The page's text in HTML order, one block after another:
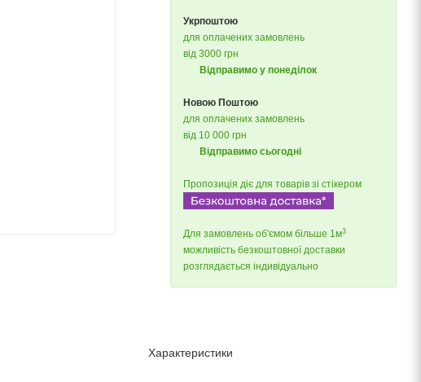
Укрпоштою
для оплачених замовлень
від 3000 грн
Відправимо у понеділок
Новою Поштою
для оплачених замовлень
від 10 000 грн
Відправимо сьогодні
Пропозиція діє для товарів зі стікером
Для замовлень об'ємом більше 1м3
можливість безкоштовної доставки
розглядається індивідуально
Характеристики